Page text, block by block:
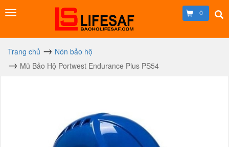
0
Trang chủ
Nón bảo hộ
Mũ Bảo Hộ Portwest Endurance Plus PS54